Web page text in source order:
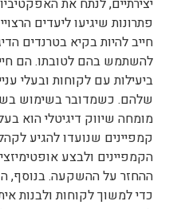
יצירתיים, לנתח את
פתרונות שיגיעו ליעדים
חייב להיות בקיא בטרנדים
להשתמש בהם לטובתו. הם
ביעילות עם לקוחות ובעלי
שלהם. כשמדובר בשימוש
מומחה שיווק דיגיטלי הוא
קמפיינים שנועדו להגיע
הקמפיינים ולבצע
ההחזר על ההשקעה. בנוסף,
כדי למשוך לקוחות ולבנות